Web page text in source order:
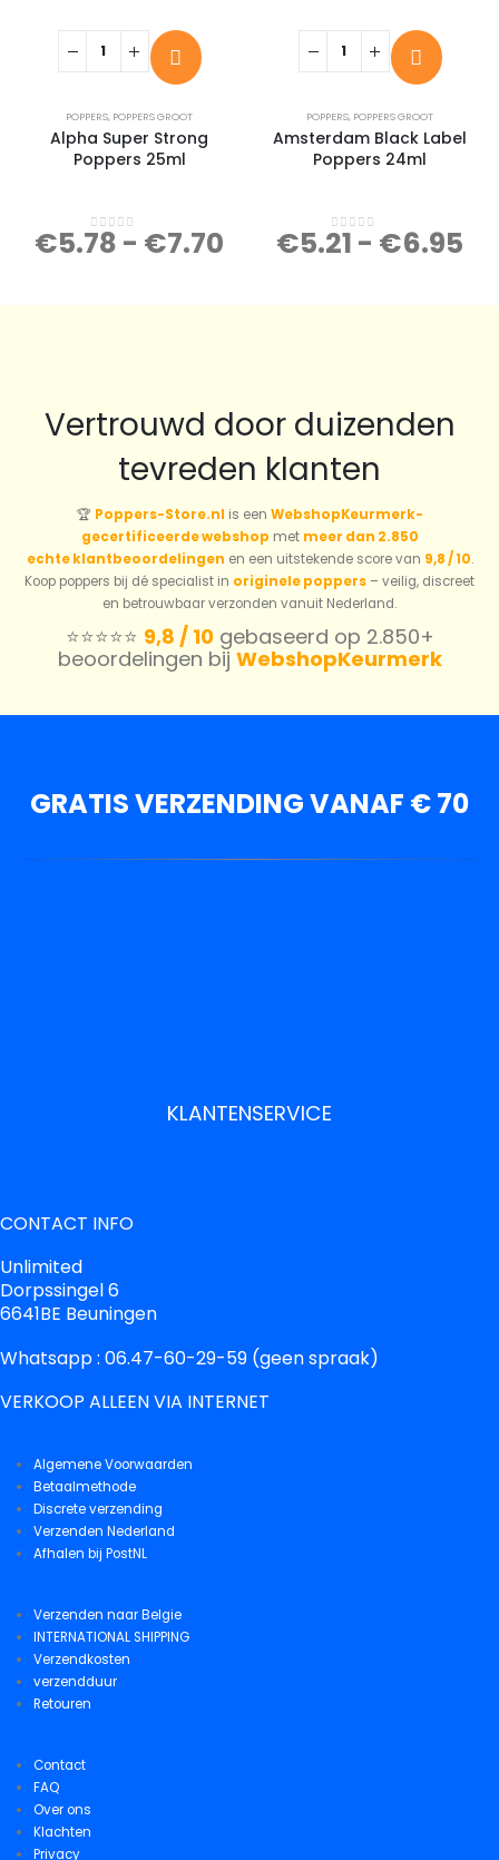
POPPERS, POPPERS GROOT
Alpha Super Strong
Poppers 25ml
0out of 5
€5.78 - €7.70
POPPERS, POPPERS GROOT
Amsterdam Black Label
Poppers 24ml
0out of 5
€5.21 - €6.95
Vertrouwd door duizenden
tevreden klanten
🏆 Poppers-Store.nl is een WebshopKeurmerk-
gecertificeerde webshop met meer dan 2.850
echte klantbeoordelingen en een uitstekende score van 9,8 / 10.
Koop poppers bij dé specialist in originele poppers – veilig, discreet
en betrouwbaar verzonden vanuit Nederland.
⭐️⭐️⭐️⭐️⭐️ 9,8 / 10gebaseerd op 2.850+
beoordelingen bij WebshopKeurmerk
GRATIS VERZENDING VANAF € 70
KLANTENSERVICE
CONTACT INFO
Unlimited
Dorpssingel 6
6641BE Beuningen
Whatsapp : 06.47-60-29-59 (geen spraak)
VERKOOP ALLEEN VIA INTERNET
Algemene Voorwaarden
Betaalmethode
Discrete verzending
Verzenden Nederland
Afhalen bij PostNL
Verzenden naar Belgie
INTERNATIONAL SHIPPING
Verzendkosten
verzendduur
Retouren
Contact
FAQ
Over ons
Klachten
Privacy